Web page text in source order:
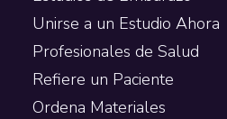
Unirse a un Estudio Ahora
Profesionales de Salud
Refiere un Paciente
Ordena Materiales